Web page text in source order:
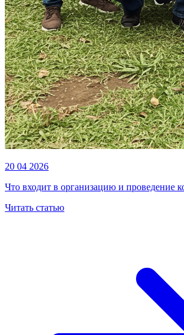
20 04 2026
Что входит в организацию и проведение
Читать статью